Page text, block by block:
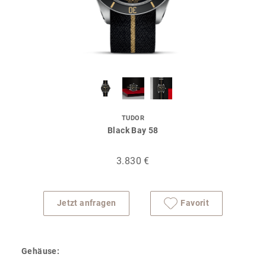
TUDOR
Black Bay 58
3.830 €
Jetzt anfragen Favorit
Gehäuse: